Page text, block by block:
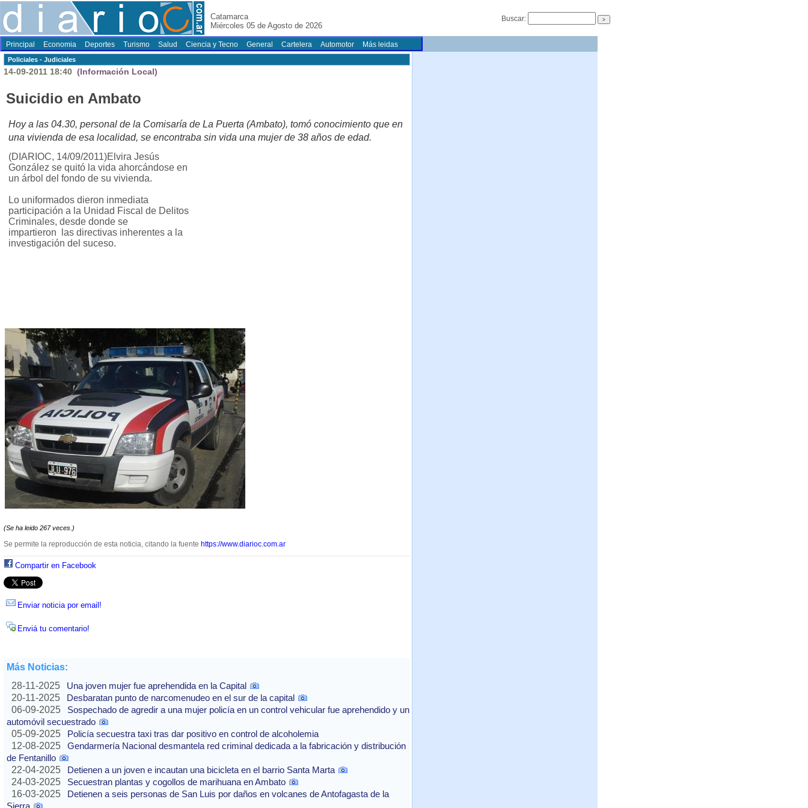
Catamarca
Miércoles 05 de Agosto de 2026
Buscar:
Principal Economia Deportes Turismo Salud Ciencia y Tecno General Cartelera Automotor Más leidas
Policiales - Judiciales
14-09-2011 18:40 (Información Local)
Suicidio en Ambato
Hoy a las 04.30, personal de la Comisaría de La Puerta (Ambato), tomó conocimiento que en
una vivienda de esa localidad, se encontraba sin vida una mujer de 38 años de edad.
(DIARIOC, 14/09/2011)Elvira Jesús
González se quitó la vida ahorcándose en
un árbol del fondo de su vivienda.
Lo uniformados dieron inmediata
participación a la Unidad Fiscal de Delitos
Criminales, desde donde se
impartieron las directivas inherentes a la
investigación del suceso.
(Se ha leido 267 veces.)
Se permite la reproducción de esta noticia, citando la fuente https://www.diarioc.com.ar
Compartir en Facebook
Enviar noticia por email!
Enviá tu comentario!
Más Noticias:
28-11-2025
Una joven mujer fue aprehendida en la Capital
20-11-2025
Desbaratan punto de narcomenudeo en el sur de la capital
06-09-2025
Sospechado de agredir a una mujer policía en un control vehicular fue aprehendido y un
automóvil secuestrado
05-09-2025
Policía secuestra taxi tras dar positivo en control de alcoholemia
12-08-2025
Gendarmería Nacional desmantela red criminal dedicada a la fabricación y distribución
de Fentanillo
22-04-2025
Detienen a un joven e incautan una bicicleta en el barrio Santa Marta
24-03-2025
Secuestran plantas y cogollos de marihuana en Ambato
16-03-2025
Detienen a seis personas de San Luis por daños en volcanes de Antofagasta de la